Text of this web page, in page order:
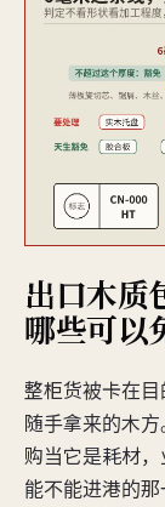
出口木质
哪些可以
整柜货被卡在
随手拿来的木
购当它是耗材
能不能进港的